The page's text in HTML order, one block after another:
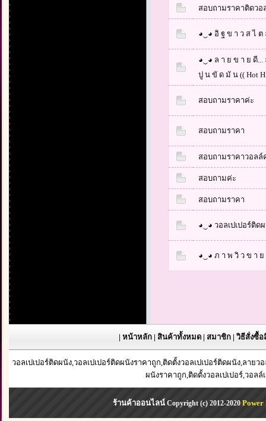
สอบถามราคาติดวอ
◕‿◕ อิ ฐ ข า ว ส ไ ต
◕‿◕ ล า ย ข า ย ดี
ปู น ขั ด มั น (( Hot
สอบถามราคาค่ะ
สอบถามราคา
สอบถามราคาวอลล์
สอบถามค่ะ
สอบถามราคา
◕‿◕ วอลเปเปอร์ติด
◕‿◕ ภ า พ วิ ว ข า ย
| หน้าหลัก | สินค้าทั้งหมด | สมาชิก | วิธีสั่งซื้
วอลเปเปอร์ติดผนัง,วอลเปเปอร์ติดผนังราคาถูก,ติดตั้งวอลเปเปอร์ติดผนัง,ลาย
ผนังราคาถูก,ติดตั้งวอลเปเปอร์,วอล
ร้านค้าออนไลน์Copyright (c) 2012-2020 Power